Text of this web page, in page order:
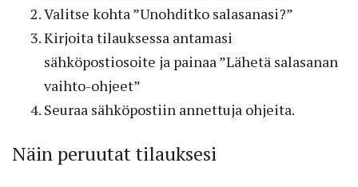
Valitse kohta ”Unohditko salasanasi?”
Kirjoita tilauksessa antamasi
sähköpostiosoite ja painaa ”Lähetä salasanan
vaihto-ohjeet”
Seuraa sähköpostiin annettuja ohjeita.
Näin peruutat tilauksesi